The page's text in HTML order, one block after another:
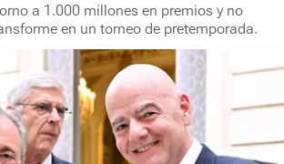
a 1.000 millones en premios y no
en un torneo de pretemporada.